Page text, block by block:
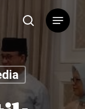
search
Menu